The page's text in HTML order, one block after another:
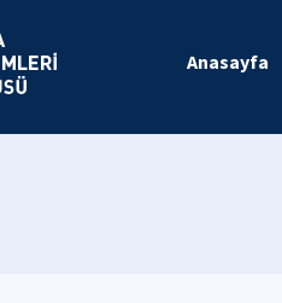
Anasayfa